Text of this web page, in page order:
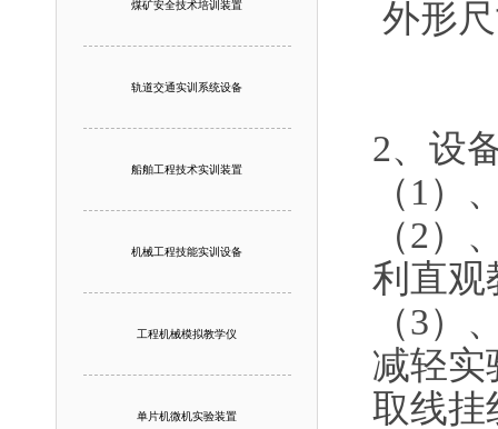
煤矿安全技术培训装置
轨道交通实训系统设备
船舶工程技术实训装置
机械工程技能实训设备
工程机械模拟教学仪
单片机微机实验装置
外形
2、设
（1）
（2）
利直观
（3）
减轻实
取线挂